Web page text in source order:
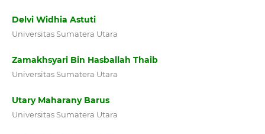
Delvi Widhia Astuti
Universitas Sumatera Utara
Zamakhsyari Bin Hasballah Thaib
Universitas Sumatera Utara
Utary Maharany Barus
Universitas Sumatera Utara